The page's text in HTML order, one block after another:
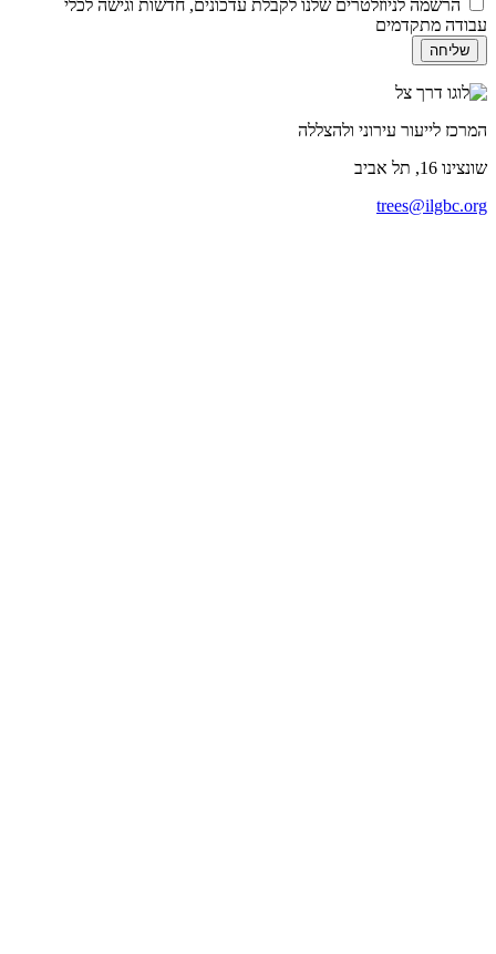
הרשמה לניוזלטרים שלנו לקבלת עדכונים, חדשות וגישה לכלי
עבודה מתקדמים
המרכז לייעור עירוני ולהצללה
שונצינו 16, תל אביב
trees@ilgbc.org